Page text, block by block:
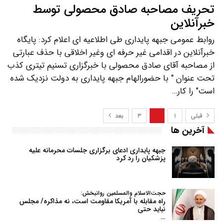
تحریف مصاحبه صادق محصولی توسط
خبرآنلاین
روابط عمومی جبهه پایداری طی اطلاعیه ای اعلام کرد: پایگاه
خبرآنلاین در اقدامی غیر حرفه ای وغیر اخلاقی با حذف عبارتی
از مصاحبه آقای صادق محصولی با خبرگزاری تسنیم تیتری کذب
تحت عنوان " با حضورالهام جبهه پایداری به دولت نزدیک شده
است" را کار…
قبلی ۱ ۳ بعد
آخرین ها
جبهه پایداری ادعای برگزاری جلسات محرمانه علیه
پزشکیان را رد کرد
حجت‌الاسلام والمسلمین روانبخش:
راه مقابله با آمریکا مقاومت است، نه مذاکره/ مجلس
نباید حتی
…